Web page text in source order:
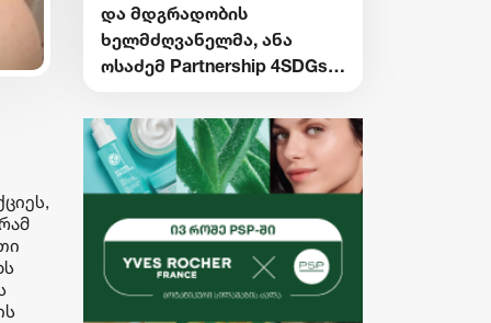
და მდგრადობის
ხელმძღვანელმა, ანა
ოსაძემ Partnership 4SDGs
დაფინანსების
განვითარების
პერსპექტივებზე ისაუბრა